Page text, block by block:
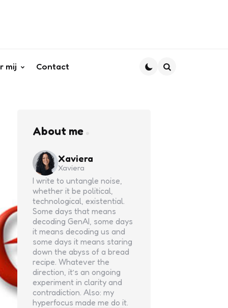
mij Contact
About me
Xaviera
Xaviera
I write to untangle noise,
whether it be political,
technological, existential.
Some days that means
decoding GenAI, some days
it means decoding us and
some days it means staring
down the abyss of a bread
recipe. Whatever the
direction, it’s an ongoing
experiment in clarity and
contradiction. Also: my
hyperfocus made me do it.